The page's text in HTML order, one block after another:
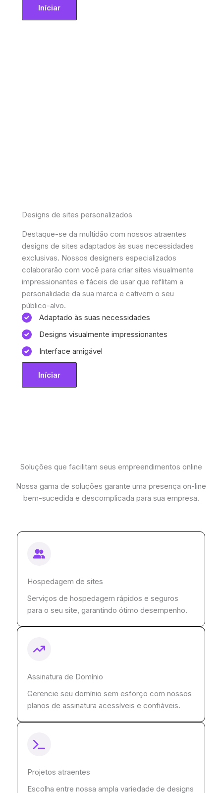
Iníciar
Designs de sites personalizados
Destaque-se da multidão com nossos atraentes
designs de sites adaptados às suas necessidades
exclusivas. Nossos designers especializados
colaborarão com você para criar sites visualmente
impressionantes e fáceis de usar que reflitam a
personalidade da sua marca e cativem o seu
público-alvo.
Adaptado às suas necessidades
Designs visualmente impressionantes
Interface amigável
Iníciar
Soluções que facilitam seus empreendimentos online
Nossa gama de soluções garante uma presença on-line
bem-sucedida e descomplicada para sua empresa.
Hospedagem de sites
Serviços de hospedagem rápidos e seguros
para o seu site, garantindo ótimo desempenho.
Assinatura de Domínio
Gerencie seu domínio sem esforço com nossos
planos de assinatura acessíveis e confiáveis.
Projetos atraentes
Escolha entre nossa ampla variedade de designs